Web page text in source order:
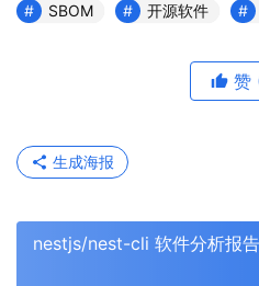
SBOM 开源软件
赞
生成海报
nestjs/nest-cli 软件分析报告